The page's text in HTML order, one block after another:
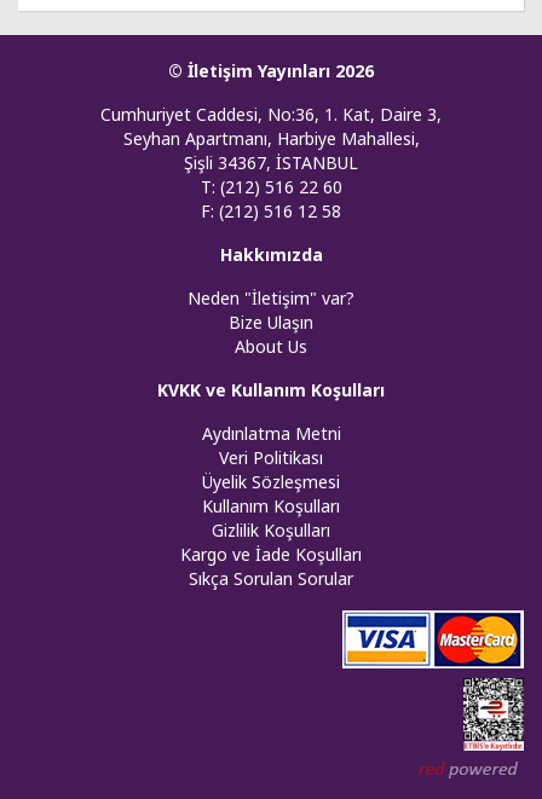
© İletişim Yayınları 2026
Cumhuriyet Caddesi, No:36, 1. Kat, Daire 3,
Seyhan Apartmanı, Harbiye Mahallesi,
Şişli 34367, İSTANBUL
T: (212) 516 22 60
F: (212) 516 12 58
Hakkımızda
Neden "İletişim" var?
Bize Ulaşın
About Us
KVKK ve Kullanım Koşulları
Aydınlatma Metni
Veri Politikası
Üyelik Sözleşmesi
Kullanım Koşulları
Gizlilik Koşulları
Kargo ve İade Koşulları
Sıkça Sorulan Sorular
Web